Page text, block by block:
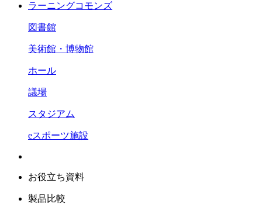
ラーニングコモンズ
図書館
美術館・博物館
ホール
議場
スタジアム
eスポーツ施設
お役立ち資料
製品比較